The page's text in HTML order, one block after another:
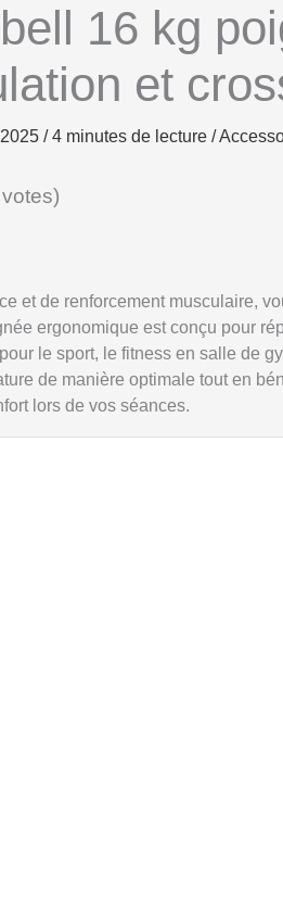
16 kg
et
/4 minutes de lecture /
et de renforcement musculaire,
ergonomique est conçu pour
le sport, le fitness en salle de
de manière optimale tout en
lors de vos séances.